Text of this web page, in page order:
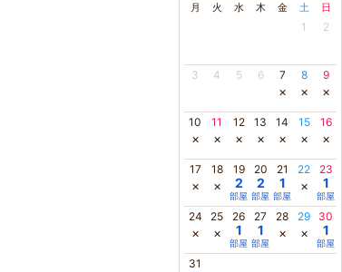
月 火 水 木 金 土 日
1 2
3 4 5 6 7
×
8
×
9
×
10
×
11
×
12
×
13
×
14
×
15
×
16
×
17
×
18
×
19
2
部屋
20
2
部屋
21
1
部屋
22
×
23
1
部屋
24
×
25
×
26
1
部屋
27
1
部屋
28
×
29
×
30
1
部屋
31